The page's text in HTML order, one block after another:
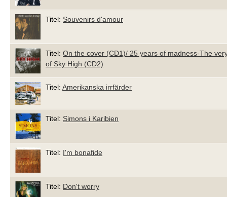
Titel: Souvenirs d'amour
Titel: On the cover (CD1)/ 25 years of madness-The
of Sky High (CD2)
Titel: Amerikanska irrfärder
Titel: Simons i Karibien
Titel: I'm bonafide
Titel: Don't worry